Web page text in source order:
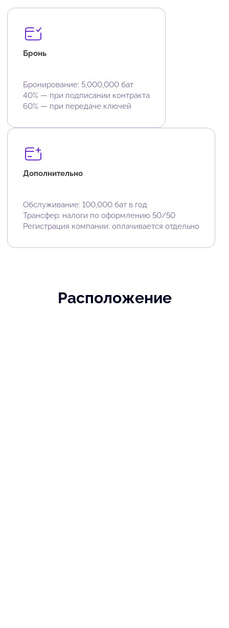
Бронь
Бронирование: 5,000,000 бат
40% — при подписании контракта
60% — при передаче ключей
Дополнительно
Обслуживание: 100,000 бат в год
Трансфер: налоги по оформлению 50/50
Регистрация компании: оплачивается отдельно
Расположение